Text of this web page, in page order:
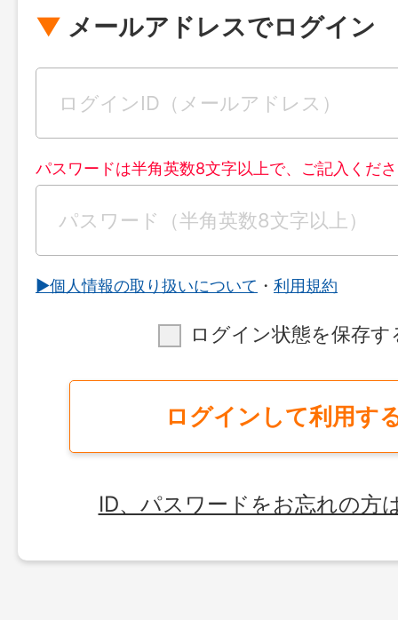
メールアドレスでログイン
パスワードは半角英数8文字以上で、ご記入くだ
▶︎個人情報の取り扱いについて ・ 利用規約
ログイン状態を保存す
ログインして利用す
ID、パスワードをお忘れの方